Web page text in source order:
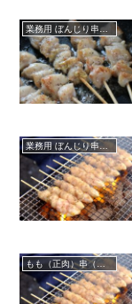
業務用 ぼんじり串（仕入れ・卸）
業務用 ぼんじり串（仕入れ・卸）
もも（正肉）串（業務用）仕入れ・卸